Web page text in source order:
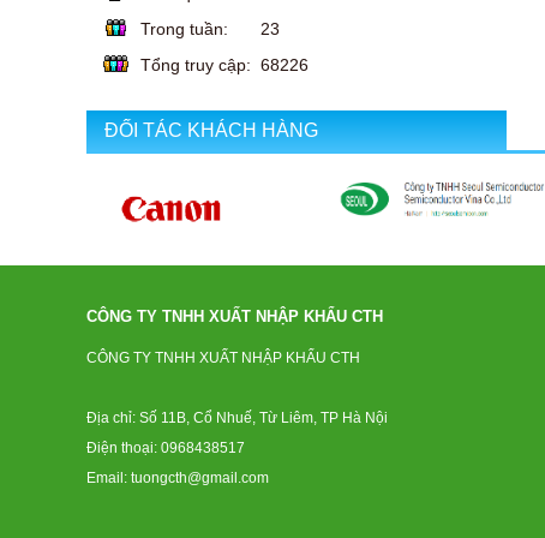
Trong tuần:
23
Tổng truy cập: 68226
ĐỐI TÁC KHÁCH HÀNG
CÔNG TY TNHH XUẤT NHẬP KHẨU CTH
CÔNG TY TNHH XUẤT NHẬP KHẨU CTH
Địa chỉ: Số 11B, Cổ Nhuế, Từ Liêm, TP Hà Nội
Điện thoại: 0968438517
Email: tuongcth@gmail.com